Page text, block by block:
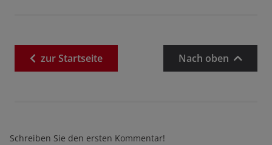
zurStartseite Nach oben
Schreiben Sie den ersten Kommentar!